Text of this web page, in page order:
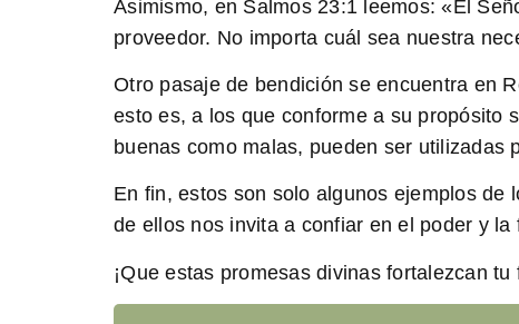
Asimismo, en Salmos 23:1 leemos: «El
proveedor. No importa cuál sea nuestra
Otro pasaje de bendición se encuentra en
esto es, a los que conforme a su propósito
buenas como malas, pueden ser utilizadas
En fin, estos son solo algunos ejemplos
de ellos nos invita a confiar en el poder y
¡Que estas promesas divinas fortalezcan